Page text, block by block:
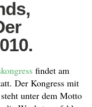
findet am
Der Kongress mit
unter dem Motto